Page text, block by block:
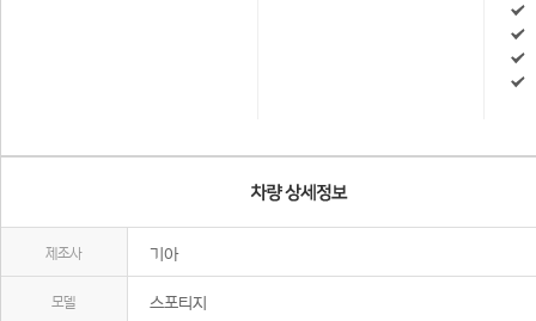
제조사 기아
모델 스포티지